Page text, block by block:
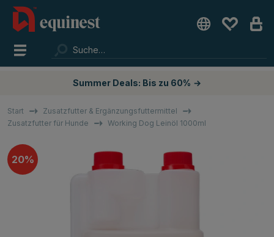
Summer Deals: Bis zu 60% →
Start
Zusatzfutter & Ergänzungsfuttermittel
Zusatzfutter für Hunde
Working Dog Leinöl 1000ml
20